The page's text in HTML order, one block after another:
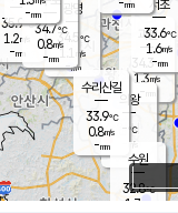
과천
34.3℃
1.3m/s
- mm
의왕
- ℃
m/s
mm
광명
34.5 ℃
1.1 m/s
-mm
35.9℃
1.2m/s
-mm
34.7℃
0.8m/s
-mm
서초
33.6℃
1.6m/s
-mm
수리산길
33.9℃
0.8m/s
-mm
-mm
수원
32.8℃
1.7 m/s
mm